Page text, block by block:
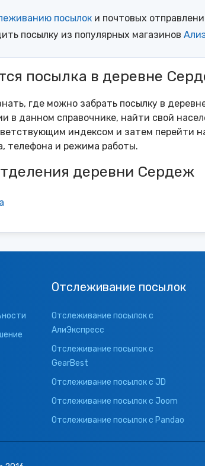
посылок и почтовых
посылку из популярных магазинов
посылка в деревне
где можно забрать посылку в
в данном справочнике, найти свой
индексом и затем перейти
телефона и режима работы.
деревни Сердеж
Отслеживание посылок
Отслеживание посылок с
АлиЭкспресс
Отслеживание посылок с
GearBest
Отслеживание посылок с JD
Отслеживание посылок с Joom
Отслеживание посылок с Pandao